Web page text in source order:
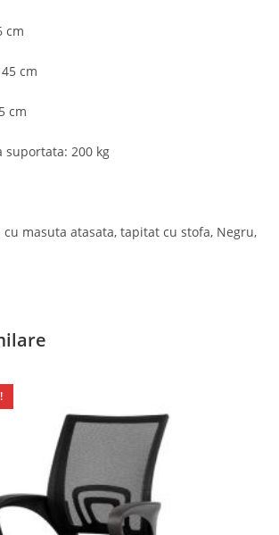
cm
cm
cm
suportata: 200 kg
masuta atasata, tapitat cu stofa, Negru,